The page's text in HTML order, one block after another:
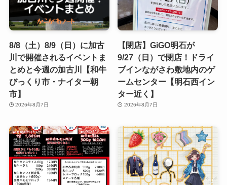
8/8（土）8/9（日）に加古
川で開催されるイベントま
とめと今週の加古川【和牛
びっくり市・ナイター朝
市】
2026年8月7日
【閉店】GiGO明石が
9/27（日）で閉店！ドライ
ブインながさわ敷地内のゲ
ームセンター【明石西イン
ター近く】
2026年8月7日